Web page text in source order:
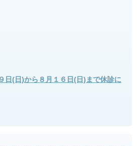
日(日)から８月１６日(日)まで休診に